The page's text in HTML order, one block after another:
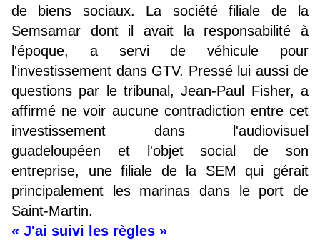
de biens sociaux. La société filiale de la
Semsamar dont il avait la responsabilité à
l'époque, a servi de véhicule pour
l'investissement dans GTV. Pressé lui aussi de
questions par le tribunal, Jean-Paul Fisher, a
affirmé ne voir aucune contradiction entre cet
investissement dans l'audiovisuel
guadeloupéen et l'objet social de son
entreprise, une filiale de la SEM qui gérait
principalement les marinas dans le port de
Saint-Martin.
« J'ai suivi les règles »